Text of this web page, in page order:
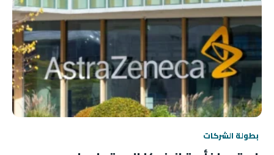
بطولة الشركات